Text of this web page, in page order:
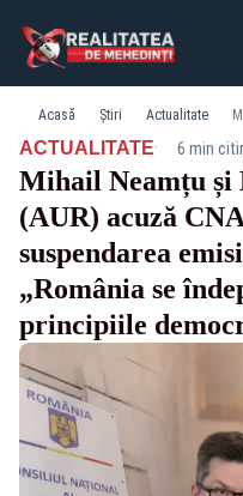
Acasă Știri Actualitate
ACTUALITATE· 6 min
Mihail Neamțu
(AUR) acuză
suspendarea
„România se
principiile